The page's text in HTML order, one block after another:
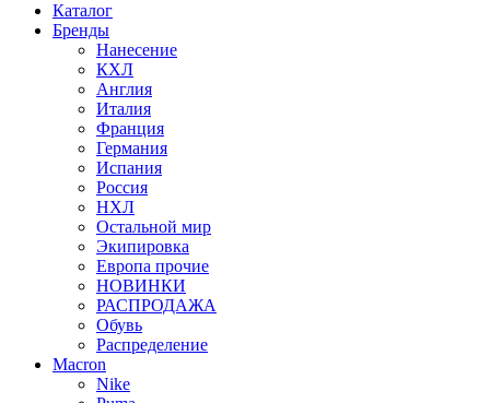
Каталог
Бренды
Нанесение
КХЛ
Англия
Италия
Франция
Германия
Испания
Россия
НХЛ
Остальной мир
Экипировка
Европа прочие
НОВИНКИ
РАСПРОДАЖА
Обувь
Распределение
Macron
Nike